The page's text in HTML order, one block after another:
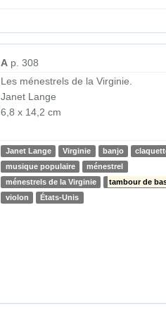
A p. 308
Les ménestrels de la Virginie.
Janet Lange
6,8 x 14,2 cm
Janet Lange Virginie banjo
musique populaire
ménestrel
ménestrels de la Virginie
tambour de
violon
États-Unis